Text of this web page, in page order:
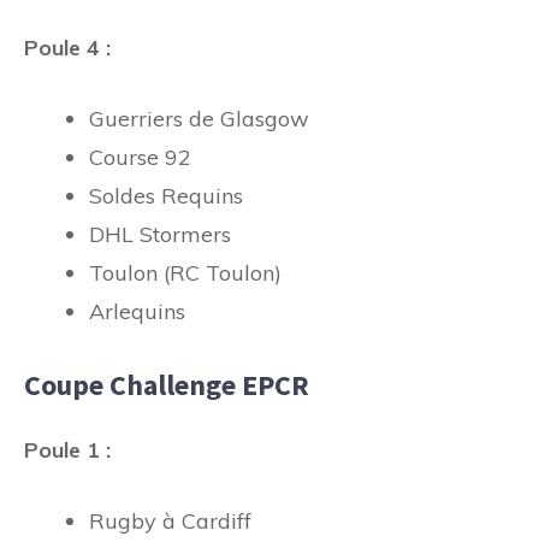
Poule 4 :
Guerriers de Glasgow
Course 92
Soldes Requins
DHL Stormers
Toulon (RC Toulon)
Arlequins
Coupe Challenge EPCR
Poule 1 :
Rugby à Cardiff